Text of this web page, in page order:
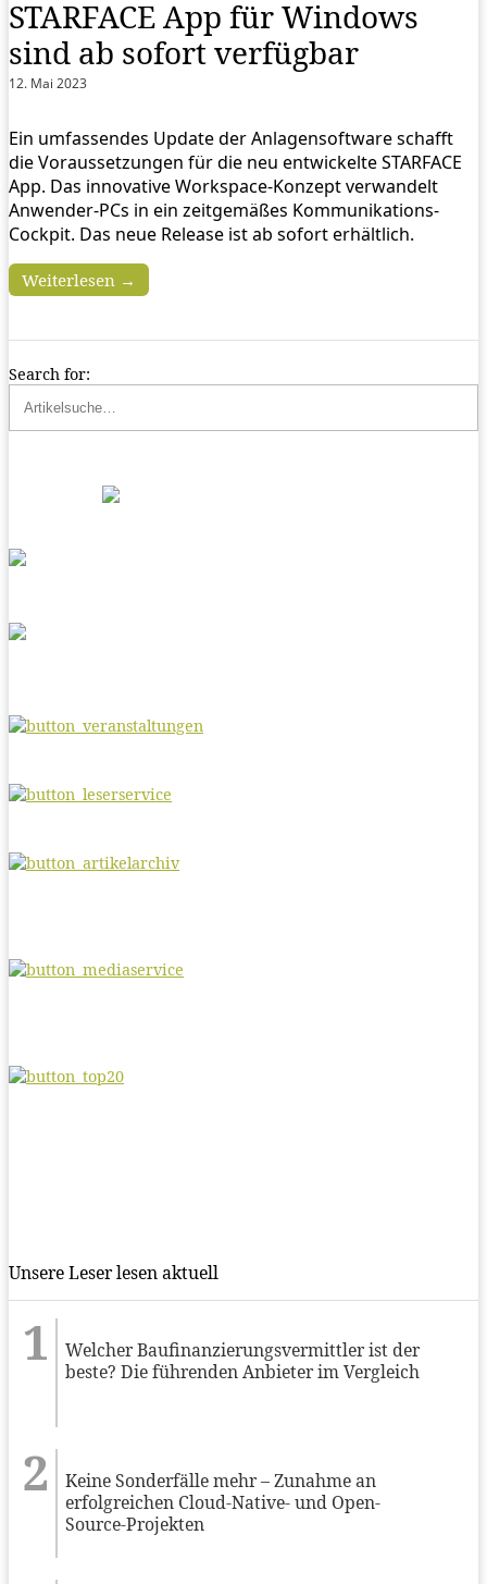
STARFACE App für Windows
sind ab sofort verfügbar
12. Mai 2023
Ein umfassendes Update der Anlagensoftware schafft
die Voraussetzungen für die neu entwickelte STARFACE
App. Das innovative Workspace-Konzept verwandelt
Anwender-PCs in ein zeitgemäßes Kommunikations-
Cockpit. Das neue Release ist ab sofort erhältlich.
Weiterlesen →
Search for:
Unsere Leser lesen aktuell
Welcher Baufinanzierungsvermittler ist der
beste? Die führenden Anbieter im Vergleich
Keine Sonderfälle mehr – Zunahme an
erfolgreichen Cloud-Native- und Open-
Source-Projekten